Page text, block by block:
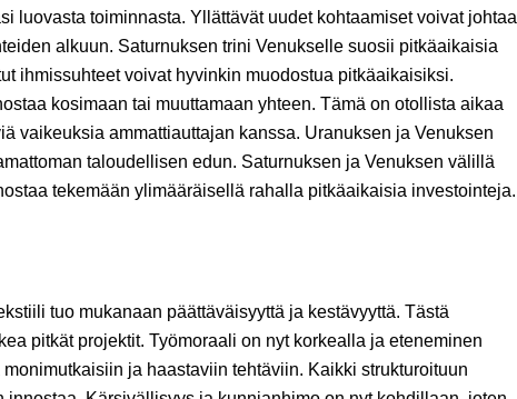
luovasta toiminnasta. Yllättävät uudet kohtaamiset voivat johtaa
alkuun. Saturnuksen trini Venukselle suosii pitkäaikaisia
ihmissuhteet voivat hyvinkin muodostua pitkäaikaisiksi.
kosimaan tai muuttamaan yhteen. Tämä on otollista aikaa
vaikeuksia ammattiauttajan kanssa. Uranuksen ja Venuksen
taloudellisen edun. Saturnuksen ja Venuksen välillä
tekemään ylimääräisellä rahalla pitkäaikaisia investointeja.
tuo mukanaan päättäväisyyttä ja kestävyyttä. Tästä
pitkät projektit. Työmoraali on nyt korkealla ja eteneminen
ja haastaviin tehtäviin. Kaikki strukturoituun